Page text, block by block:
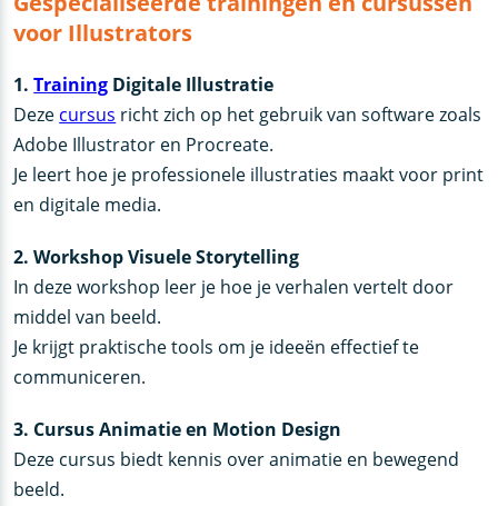
voor Illustrators
1.Training Digitale Illustratie
Deze cursus richt zich op het gebruik van software zoals
Adobe Illustrator en Procreate.
Je leert hoe je professionele illustraties maakt voor print
en digitale media.
2. Workshop Visuele Storytelling
In deze workshop leer je hoe je verhalen vertelt door
middel van beeld.
Je krijgt praktische tools om je ideeën effectief te
communiceren.
3. Cursus Animatie en Motion Design
Deze cursus biedt kennis over animatie en bewegend
beeld.